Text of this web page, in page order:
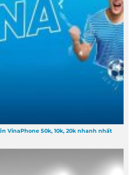
VinaPhone 50k, 10k, 20k nhanh nhất